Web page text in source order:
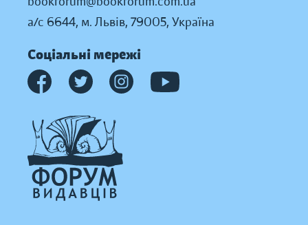
а/с 6644, м. Львів, 79005, Україна
Соціальні мережі